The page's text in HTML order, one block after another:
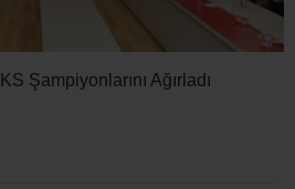
Şampiyonlarını Ağırladı